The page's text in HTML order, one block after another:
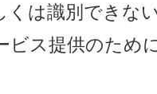
くは識別できな
ビス提供のため